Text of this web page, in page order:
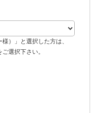
）」と選択した方は、
選択下さい。